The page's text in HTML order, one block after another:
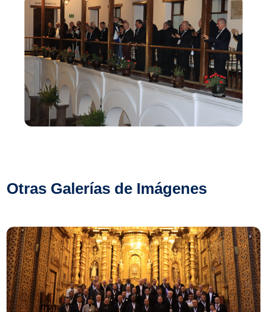
Otras Galerías de Imágenes